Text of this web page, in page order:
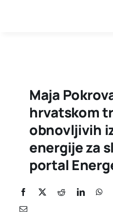
Maja
hrvatskom
obnovljivih
energije za
portal